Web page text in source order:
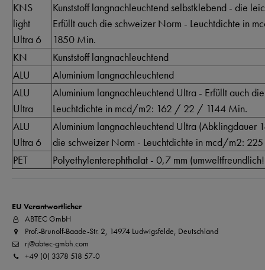
KNS
light
Ultra 6
Kunststoff langnachleuchtend selbstklebend - die
Erfüllt auch die schweizer Norm - Leuchtdichte in
1850 Min.
KN
Kunststoff langnachleuchtend
ALU
Aluminium langnachleuchtend
ALU
Ultra
Aluminium langnachleuchtend Ultra - Erfüllt auch
Leuchtdichte in mcd/m2: 162 / 22 / 1144 Min.
ALU
Ultra 6
Aluminium langnachleuchtend Ultra (Abklingdauer
die schweizer Norm - Leuchtdichte in mcd/m2:
PET
Polyethylenterephthalat - 0,7 mm
EU Verantwortlicher
ABTEC GmbH
Prof.-Brunolf-Baade-Str. 2, 14974 Ludwigsfelde, Deutschland
rj@abtec-gmbh.com
+49 (0) 3378 518 57-0